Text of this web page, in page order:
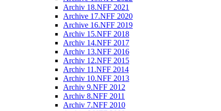
Archiv 18.NFF 2021
Archive 17.NFF 2020
Archive 16.NFF 2019
Archiv 15.NFF 2018
Archiv 14.NFF 2017
Archiv 13.NFF 2016
Archiv 12.NFF 2015
Archiv 11.NFF 2014
Archiv 10.NFF 2013
Archiv 9.NFF 2012
Archiv 8.NFF 2011
Archiv 7.NFF 2010